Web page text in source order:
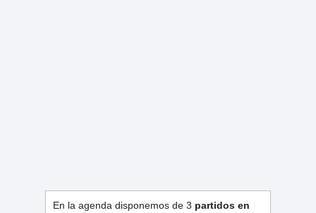
En la agenda disponemos de 3 partidos en